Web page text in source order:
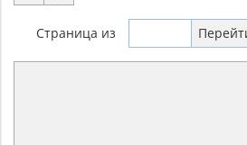
Страница из